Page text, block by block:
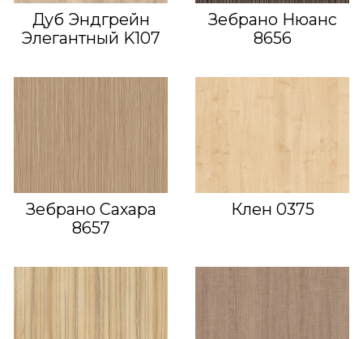
Дуб Эндгрейн
Элегантный K107
Зебрано Нюанс
8656
Зебрано Сахара
8657
Клен 0375